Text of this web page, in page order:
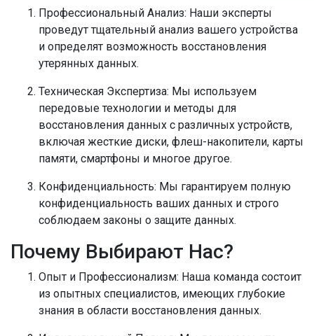
Профессиональный Анализ: Наши эксперты
проведут тщательный анализ вашего устройства
и определят возможность восстановления
утерянных данных.
Техническая Экспертиза: Мы используем
передовые технологии и методы для
восстановления данных с различных устройств,
включая жесткие диски, флеш-накопители, карты
памяти, смартфоны и многое другое.
Конфиденциальность: Мы гарантируем полную
конфиденциальность ваших данных и строго
соблюдаем законы о защите данных.
Почему Выбирают Нас?
Опыт и Профессионализм: Наша команда состоит
из опытных специалистов, имеющих глубокие
знания в области восстановления данных.